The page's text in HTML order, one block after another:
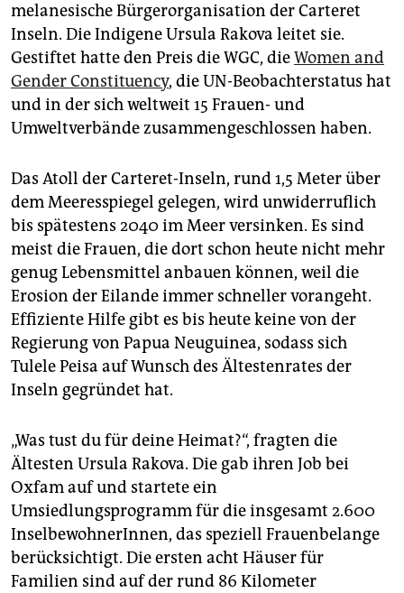
melanesische Bürgerorganisation der Carteret
Inseln. Die Indigene Ursula Rakova leitet sie.
Gestiftet hatte den Preis die WGC, dieWomen and
Gender Constituency, die UN-Beobachterstatus hat
und in der sich weltweit 15 Frauen- und
Umweltverbände zusammengeschlossen haben.
Das Atoll der Carteret-Inseln, rund 1,5 Meter über
dem Meeresspiegel gelegen, wird unwiderruflich
bis spätestens 2040 im Meer versinken. Es sind
meist die Frauen, die dort schon heute nicht mehr
genug Lebensmittel anbauen können, weil die
Erosion der Eilande immer schneller vorangeht.
Effiziente Hilfe gibt es bis heute keine von der
Regierung von Papua Neuguinea, sodass sich
Tulele Peisa auf Wunsch des Ältestenrates der
Inseln gegründet hat.
„Was tust du für deine Heimat?“, fragten die
Ältesten Ursula Rakova. Die gab ihren Job bei
Oxfam auf und startete ein
Umsiedlungsprogramm für die insgesamt 2.600
InselbewohnerInnen, das speziell Frauenbelange
berücksichtigt. Die ersten acht Häuser für
Familien sind auf der rund 86 Kilometer